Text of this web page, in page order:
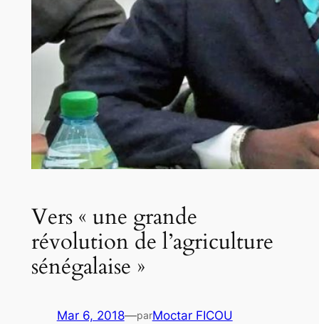
Vers « une grande
révolution de l’agriculture
sénégalaise »
Mar 6, 2018—parMoctar FICOU